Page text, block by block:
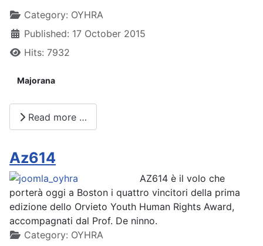
DetailsCategory: OYHRA
Published: 17 October 2015
Hits: 7932
Majorana
Read more …
Az614
AZ614 è il volo che
porterà oggi a Boston i quattro vincitori della prima
edizione dello Orvieto Youth Human Rights Award,
accompagnati dal Prof. De ninno.
DetailsCategory: OYHRA